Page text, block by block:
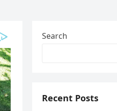
Search
Recent Posts